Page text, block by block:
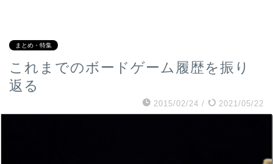
まとめ・特集
これまでのボードゲーム履歴を振り
返る
2015/02/24 / 2021/05/22